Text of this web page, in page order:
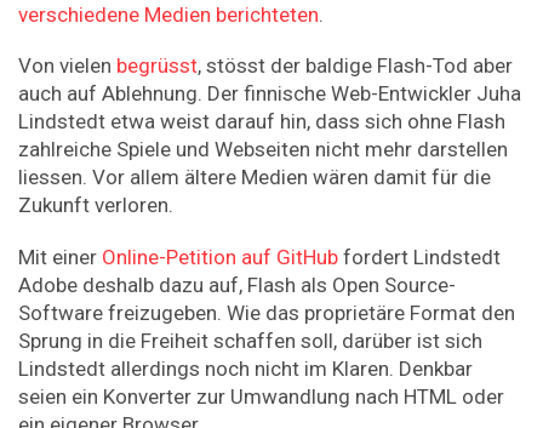
verschiedene Medien berichteten.
Von vielen begrüsst, stösst der baldige Flash-Tod aber
auch auf Ablehnung. Der finnische Web-Entwickler Juha
Lindstedt etwa weist darauf hin, dass sich ohne Flash
zahlreiche Spiele und Webseiten nicht mehr darstellen
liessen. Vor allem ältere Medien wären damit für die
Zukunft verloren.
Mit einer Online-Petition auf GitHub fordert Lindstedt
Adobe deshalb dazu auf, Flash als Open Source-
Software freizugeben. Wie das proprietäre Format den
Sprung in die Freiheit schaffen soll, darüber ist sich
Lindstedt allerdings noch nicht im Klaren. Denkbar
seien ein Konverter zur Umwandlung nach HTML oder